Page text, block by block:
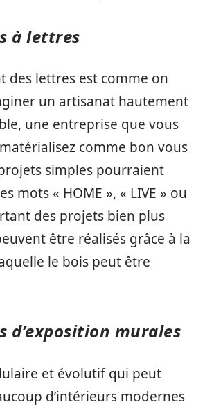
à lettres
des lettres est comme on
un artisanat hautement
une entreprise que vous
comme bon vous
simples pourraient
mots « HOME », « LIVE » ou
des projets bien plus
être réalisés grâce à la
le bois peut être
d’exposition murales
et évolutif qui peut
d’intérieurs modernes